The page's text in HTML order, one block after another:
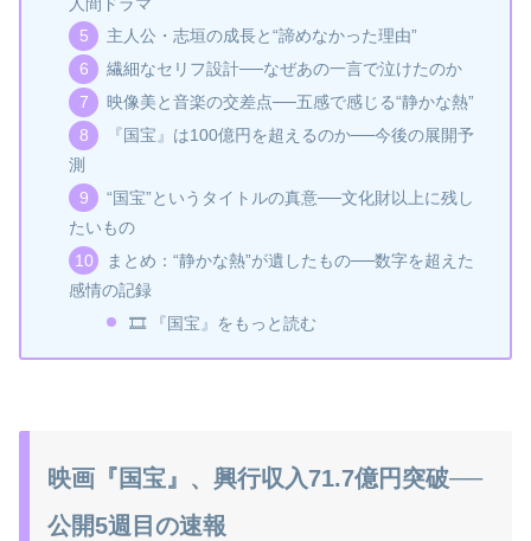
主人公・志垣の成長と“諦めなかった理由”
繊細なセリフ設計──なぜあの一言で泣けたのか
映像美と音楽の交差点──五感で感じる“静かな熱”
『国宝』は100億円を超えるのか──今後の展開予
測
“国宝”というタイトルの真意──文化財以上に残し
たいもの
まとめ：“静かな熱”が遺したもの──数字を超えた
感情の記録
🎞️ 『国宝』をもっと読む
映画『国宝』、興行収入71.7億円突破──
公開5週目の速報